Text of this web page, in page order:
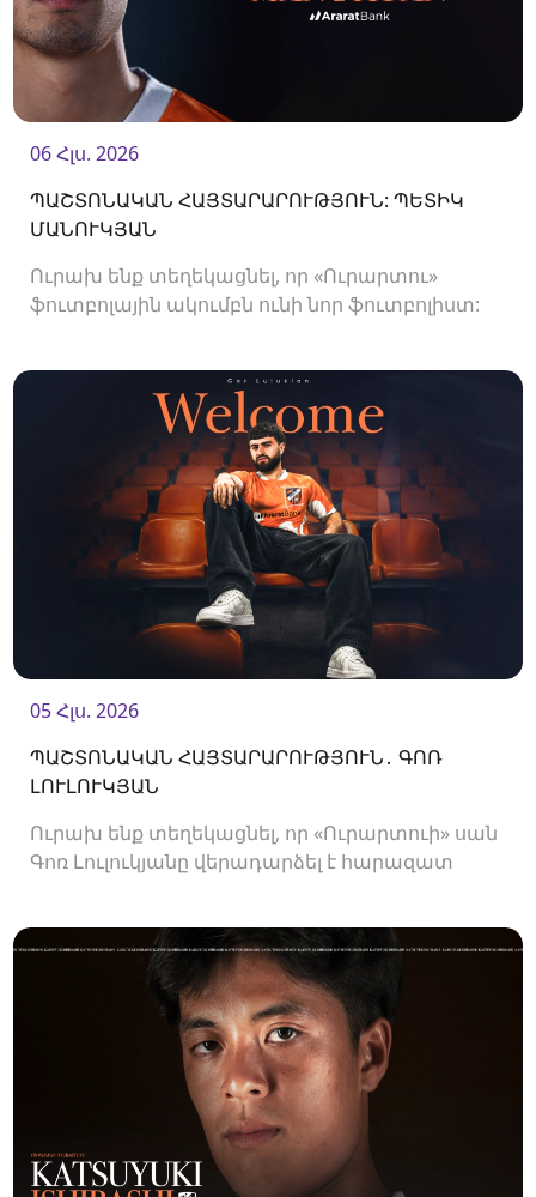
06 Հլս. 2026
ՊԱՇՏՈՆԱԿԱՆ ՀԱՅՏԱՐԱՐՈՒԹՅՈՒՆ: ՊԵՏԻԿ
ՄԱՆՈՒԿՅԱՆ
Ուրախ ենք տեղեկացնել, որ «Ուրարտու»
ֆուտբոլային ակումբն ունի նոր ֆուտբոլիստ:
05 Հլս. 2026
ՊԱՇՏՈՆԱԿԱՆ ՀԱՅՏԱՐԱՐՈՒԹՅՈՒՆ․ ԳՈՌ
ԼՈՒԼՈՒԿՅԱՆ
Ուրախ ենք տեղեկացնել, որ «Ուրարտուի» սան
Գոռ Լուլուկյանը վերադարձել է հարազատ